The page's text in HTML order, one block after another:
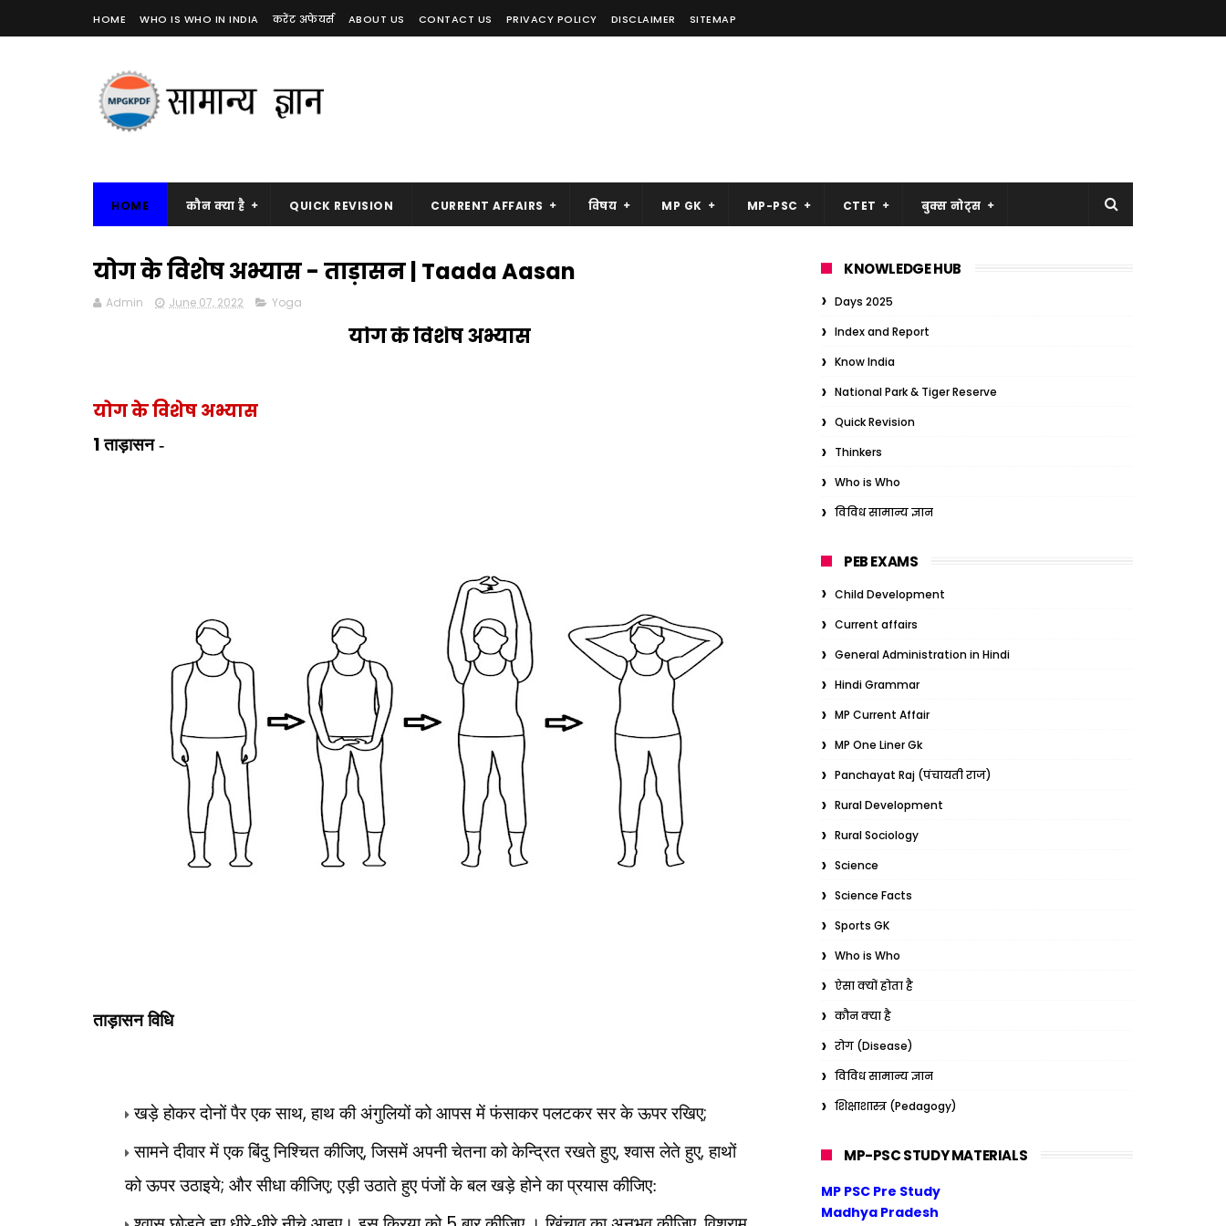
HOME WHO IS WHO IN INDIA करेंट अफेयर्स ABOUT US CONTACT US PRIVACY POLICY DISCLAIMER SITEMAP
HOME कौन क्या है QUICK REVISION CURRENT AFFAIRS विषय MP GK MP-PSC CTET बुक्स नोट्स
योग के विशेष अभ्यास - ताड़ासन | Taada Aasan
Admin June 07, 2022 Yoga
योग के विशेष अभ्यास
योग के विशेष अभ्यास
1ताड़ासन -
ताड़ासनविधि
खड़े होकर दोनों पैर एक साथ,हाथ की अंगुलियों को आपस में फंसाकर पलटकर सर के ऊपर रखिए;
सामने दीवार में एक बिंदु निश्चित कीजिए,जिसमें अपनी चेतना को केन्द्रित रखते हुए,श्वास लेते हुए,हाथों
को ऊपर उठाइये; और सीधा कीजिए;एड़ी उठाते हुए पंजों के बल खड़े होने का प्रयास कीजिए:
KNOWLEDGE HUB
Days 2025
Index and Report
Know India
National Park & Tiger Reserve
Quick Revision
Thinkers
Who is Who
विविध सामान्य ज्ञान
PEB EXAMS
Child Development
Current affairs
General Administration in Hindi
Hindi Grammar
MP Current Affair
MP One Liner Gk
Panchayat Raj (पंचायती राज)
Rural Development
Rural Sociology
Science
Science Facts
Sports GK
Who is Who
ऐसा क्यों होता है
कौन क्या है
रोग (Disease)
विविध सामान्य ज्ञान
शिक्षाशास्त्र (Pedagogy)
MP-PSC STUDY MATERIALS
MP PSC Pre Study
Madhya Pradesh